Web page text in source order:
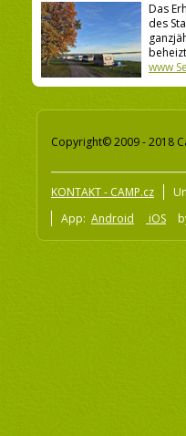
Das
des
www
Copyright© 2009 - 2018
KONTAKT - CAMP.cz
App: Android iOS